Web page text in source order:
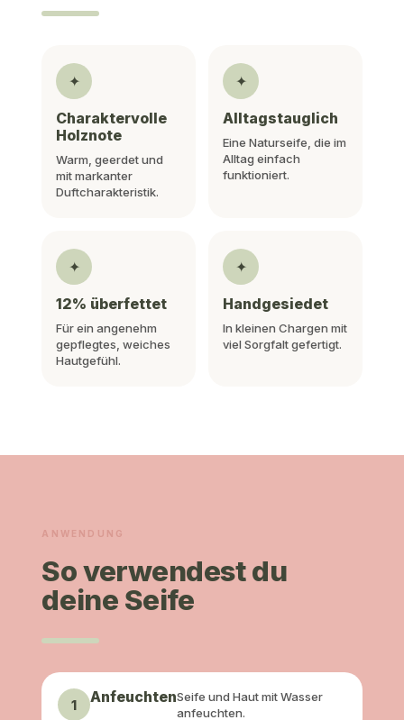
✦
Charaktervolle
Holznote
Warm, geerdet und
mit markanter
Duftcharakteristik.
✦
Alltagstauglich
Eine Naturseife, die im
Alltag einfach
funktioniert.
✦
12% überfettet
Für ein angenehm
gepflegtes, weiches
Hautgefühl.
✦
Handgesiedet
In kleinen Chargen mit
viel Sorgfalt gefertigt.
ANWENDUNG
So verwendest du
deine Seife
1 AnfeuchtenSeife und Haut mit Wasser
anfeuchten.